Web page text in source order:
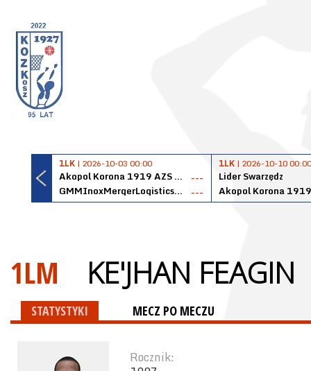
1LK | 2026-10-03 00:00
Akopol Korona 1919 AZS PK Kraków
---
GMMInoxMergerLogisticsPanteryŁańcut
---
1LK | 2026-10-10 00:00
Lider Swarzędz
1LM KE'JHAN FEAGIN
STATYSTYKI MECZ PO MECZU
Rocznik: